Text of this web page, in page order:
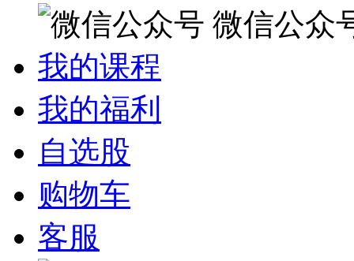
微信公众
我的课程
我的福利
自选股
购物车
客服